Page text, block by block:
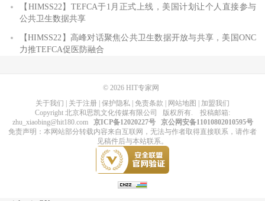
【HIMSS22】TEFCA于1月正式上线，美国计划让个人直接参与
公共卫生数据共享
【HIMSS22】高峰对话聚焦公共卫生数据开放与共享，美国ONC
力推TEFCA促医防融合
© 2026 HIT专家网
关于我们
关于注册 保护隐私 免责条款 网站地图
加盟我们
Copyright 北京和思凯文化传媒有限公司 版权所有. 投稿邮箱:
zhu_xiaobing@hit180.com
京ICP备12020227号
京公网安备11010802010595号
免责声明：本网站部分转载内容来自互联网，无法与作者取得直接联系，请作者
见稿件后与本站联系。